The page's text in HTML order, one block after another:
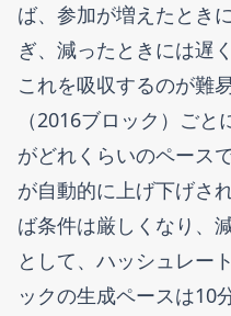
ば、参加が増えたとき
ぎ、減ったときには遅
これを吸収するのが難
（2016ブロック）ご
がどれくらいのペース
が自動的に上げ下げさ
ば条件は厳しくなり、
として、ハッシュレー
ックの生成ペースは10